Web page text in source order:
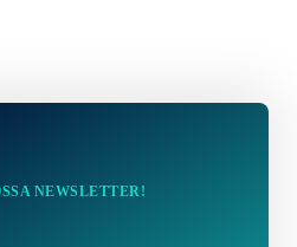
NEWSLETTER!